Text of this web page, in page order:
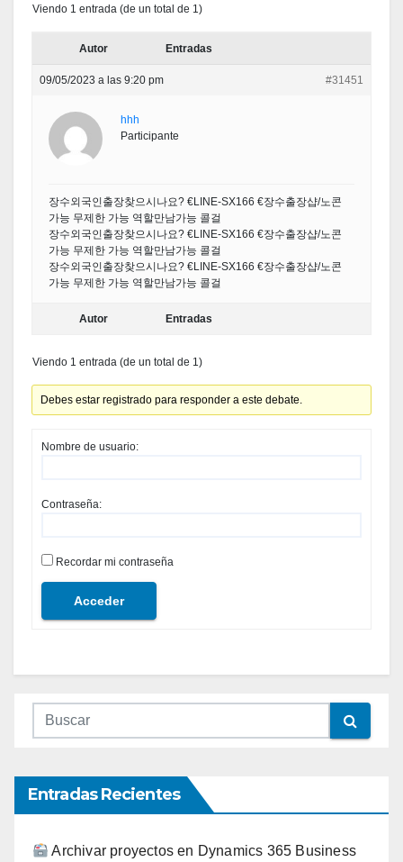
Viendo 1 entrada (de un total de 1)
Autor Entradas
09/05/2023 a las 9:20 pm #31451
hhh
Participante
장수외국인출장찾으시나요? €LINE-SX166 €장수출장샵/노콘
가능 무제한 가능 역할만남가능 콜걸
장수외국인출장찾으시나요? €LINE-SX166 €장수출장샵/노콘
가능 무제한 가능 역할만남가능 콜걸
장수외국인출장찾으시나요? €LINE-SX166 €장수출장샵/노콘
가능 무제한 가능 역할만남가능 콜걸
Autor Entradas
Viendo 1 entrada (de un total de 1)
Debes estar registrado para responder a este debate.
Nombre de usuario:
Contraseña:
Recordar mi contraseña
Acceder
Entradas Recientes
Archivar proyectos en Dynamics 365 Business